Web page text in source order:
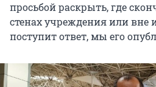
просьбой раскрыть, где
стенах учреждения или вне
поступит ответ, мы его